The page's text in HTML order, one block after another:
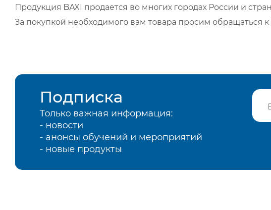
Продукция BAXI продается во многих городах России и
За покупкой необходимого вам товара просим
Подписка
Только важная информация:
- новости
- анонсы обучений и мероприятий
- новые продукты